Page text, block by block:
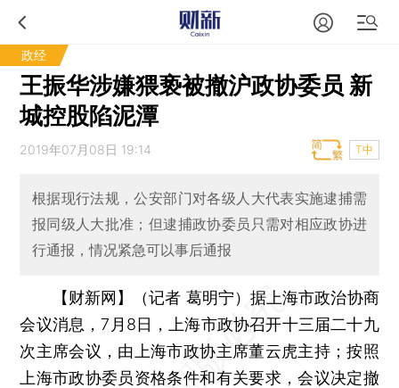
政经
王振华涉嫌猥亵被撤沪政协委员 新
城控股陷泥潭
2019年07月08日 19:14 T中
根据现行法规，公安部门对各级人大代表实施逮捕需
报同级人大批准；但逮捕政协委员只需对相应政协进
行通报，情况紧急可以事后通报
【财新网】（记者 葛明宁） 据上海市政治协商
会议消息，7月8日，上海市政协召开十三届二十九
次主席会议，由上海市政协主席董云虎主持；按照
上海市政协委员资格条件和有关要求，会议决定撤